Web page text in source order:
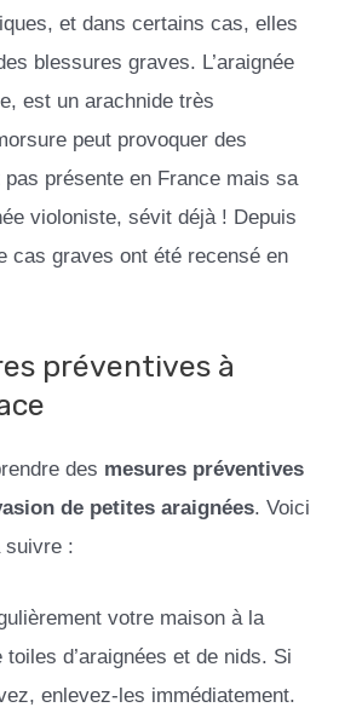
et dans certains cas, elles
blessures graves. L’araignée
est un arachnide très
peut provoquer des
pas présente en France mais sa
violoniste, sévit déjà ! Depuis
cas graves ont été recensé en
préventives à
des mesures préventives
de petites araignées. Voici
suivre :
votre maison à la
toiles d’araignées et de nids. Si
enlevez-les immédiatement.